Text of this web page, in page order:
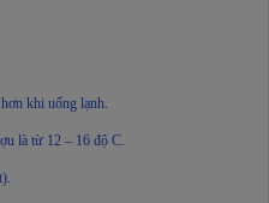
khi uống lạnh.
là từ 12 – 16 độ C.